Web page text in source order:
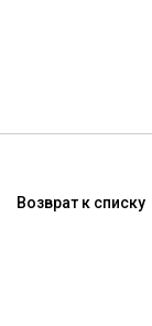
Возврат к списку